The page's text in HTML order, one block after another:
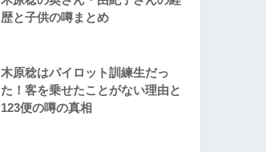
歴と子供の噂まとめ
木原稔はパイロット訓練生だっ
た！客を乗せたことがない理由と
123便の噂の真相